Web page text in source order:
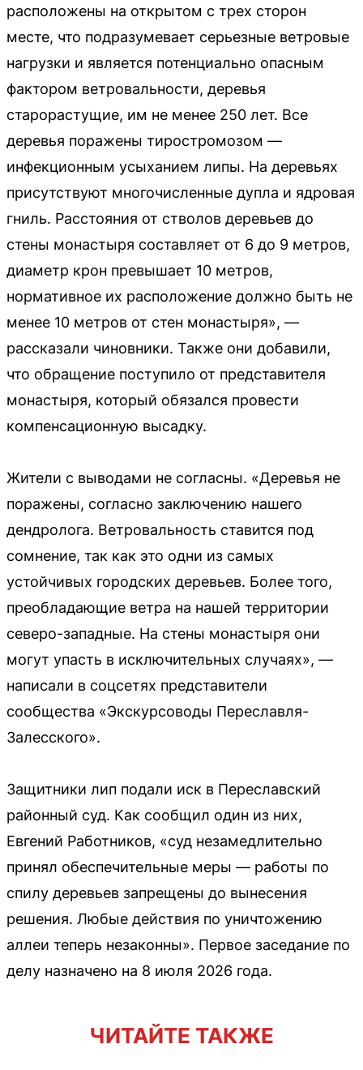
расположены на открытом с трех сторон
месте, что подразумевает серьезные ветровые
нагрузки и является потенциально опасным
фактором ветровальности, деревья
старорастущие, им не менее 250 лет. Все
деревья поражены тиростромозом —
инфекционным усыханием липы. На деревьях
присутствуют многочисленные дупла и ядровая
гниль. Расстояния от стволов деревьев до
стены монастыря составляет от 6 до 9 метров,
диаметр крон превышает 10 метров,
нормативное их расположение должно быть не
менее 10 метров от стен монастыря», —
рассказали чиновники. Также они добавили,
что обращение поступило от представителя
монастыря, который обязался провести
компенсационную высадку.
Жители с выводами не согласны. «Деревья не
поражены, согласно заключению нашего
дендролога. Ветровальность ставится под
сомнение, так как это одни из самых
устойчивых городских деревьев. Более того,
преобладающие ветра на нашей территории
северо-западные. На стены монастыря они
могут упасть в исключительных случаях», —
написали в соцсетях представители
сообщества «Экскурсоводы Переславля-
Залесского».
Защитники лип подали иск в Переславский
районный суд. Как сообщил один из них,
Евгений Работников, «суд незамедлительно
принял обеспечительные меры — работы по
спилу деревьев запрещены до вынесения
решения. Любые действия по уничтожению
аллеи теперь незаконны». Первое заседание по
делу назначено на 8 июля 2026 года.
ЧИТАЙТЕ ТАКЖЕ